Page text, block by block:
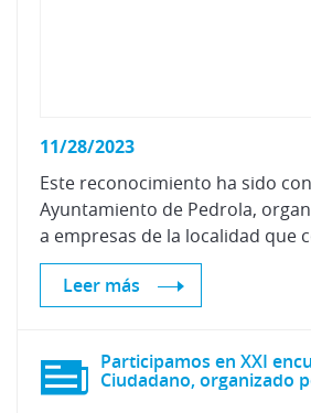
11/28/2023
Este reconocimiento ha sido
Ayuntamiento de Pedrola,
Leer más
Participamos en XXI
Ciudadano, organizado